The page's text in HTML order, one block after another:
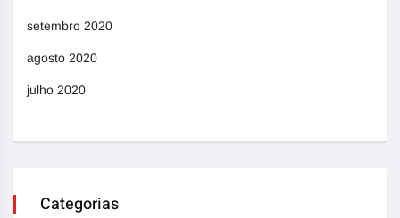
setembro 2020
agosto 2020
julho 2020
Categorias